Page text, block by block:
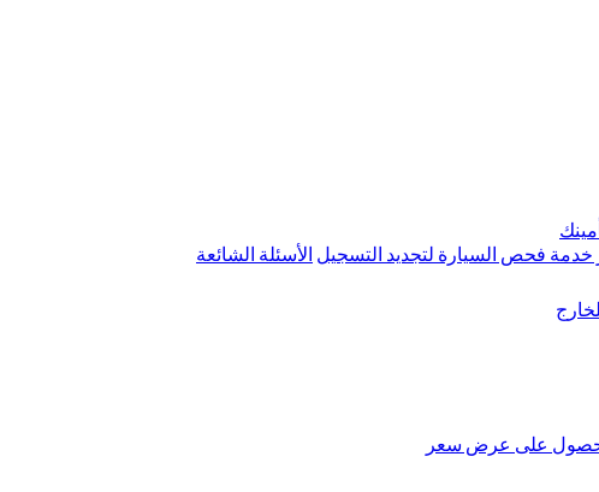
فحص السيارة لتجديد التسجيل الأسئلة الشائعة
على عرض سعر